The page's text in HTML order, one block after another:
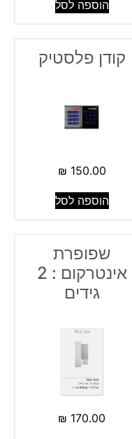
הוספה לסל
קודן פלסטיק
150.00
₪
הוספה לסל
שפופרת
אינטרקום : 2
גידים
170.00
₪